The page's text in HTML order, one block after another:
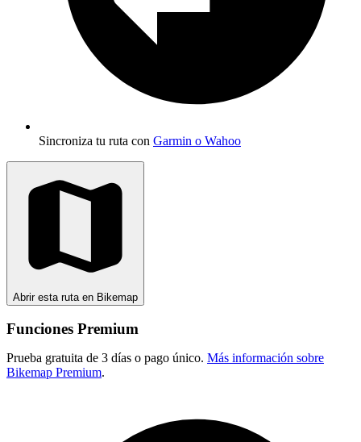
Sincroniza tu ruta con Garmin o Wahoo
Abrir esta ruta en Bikemap
Funciones Premium
Prueba gratuita de 3 días o pago único. Más información sobre
Bikemap Premium.